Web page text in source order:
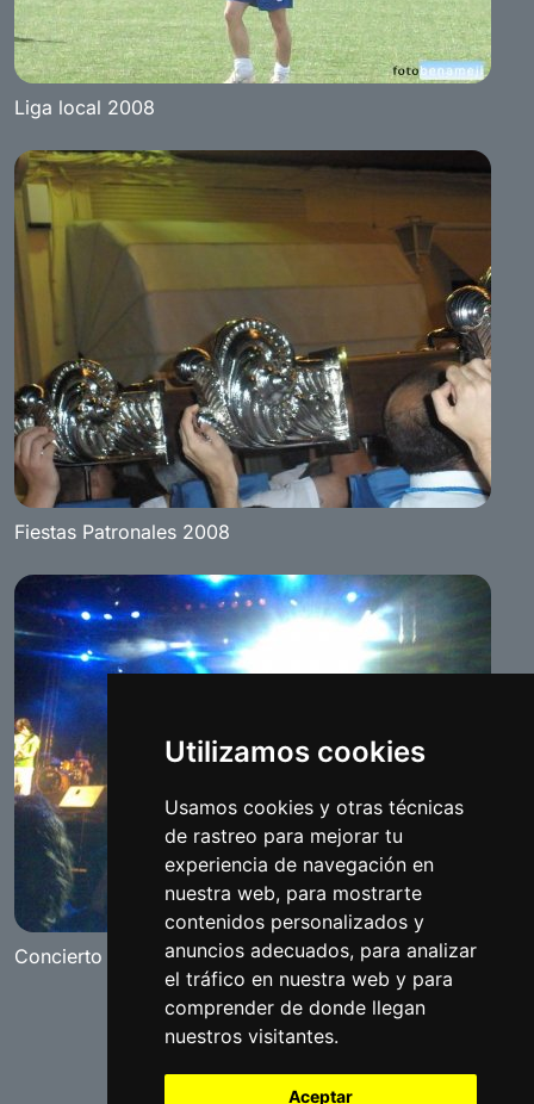
Utilizamos cookies
Usamos cookies y otras técnicas
de rastreo para mejorar tu
experiencia de navegación en
nuestra web, para mostrarte
contenidos personalizados y
anuncios adecuados, para analizar
el tráfico en nuestra web y para
comprender de donde llegan
nuestros visitantes.
Aceptar
Liga local 2008
Fiestas Patronales 2008
Concierto de Los Delinqüentes